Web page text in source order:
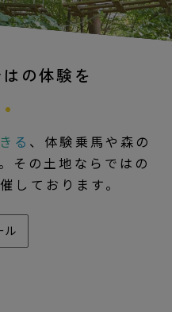
の体験を
る 、体験乗馬や森の
その土地ならではの
しております。
ル